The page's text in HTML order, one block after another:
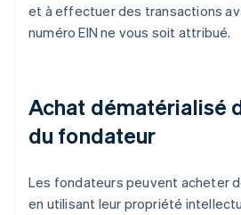
et à effectuer des transactions
numéro EIN ne vous soit attribué.
Achat dématérialisé
du fondateur
Les fondateurs peuvent acheter
en utilisant leur propriété